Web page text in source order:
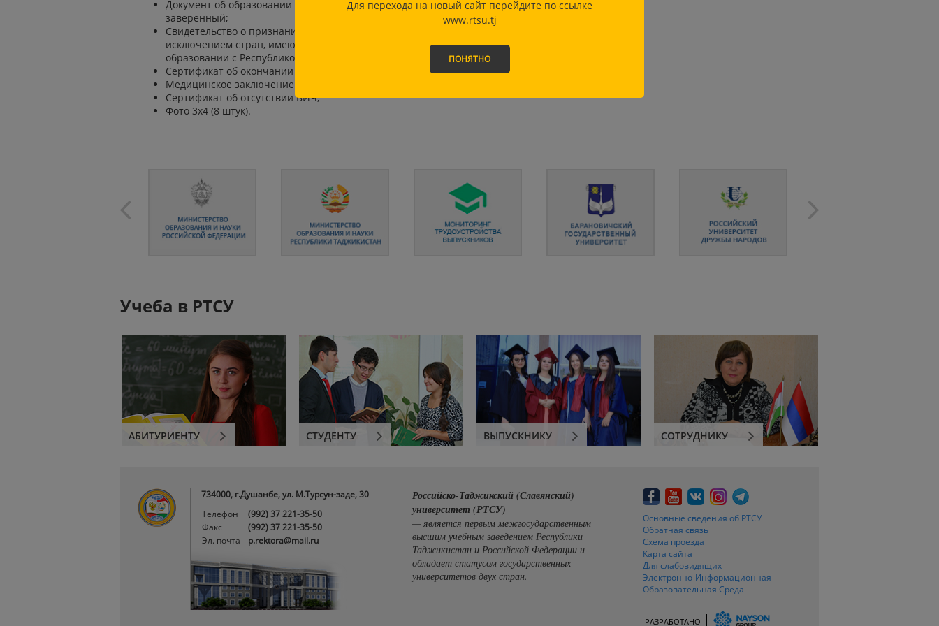
Документ об образовании с оценками, переведённый на русский язык и нотариально
заверенный;
Свидетельство о признании иностранного образования и (или) квалификации (за
исключением стран, имеющих соглашение о взаимном признании документов об
образовании с Республикой Таджикистан);
Сертификат об окончании курсов русского языка как иностранного (при наличии);
Медицинское заключение о состоянии здоровья (справка формы 086/038-у);
Сертификат об отсутствии ВИЧ;
Фото 3x4 (8 штук).
Учеба в РТСУ
АБИТУРИЕНТУ СТУДЕНТУ ВЫПУСКНИКУ СОТРУДНИКУ
734000, г.Душанбе, ул. М.Турсун-заде, 30
Телефон
(992) 37 221-35-50
Факс
(992) 37 221-35-50
Эл. почта
p.rektora@mail.ru
Российско-Таджикский (Славянский)
университет (РТСУ)
— является первым межгосударственным
высшим учебным заведением Республики
Таджикистан и Российской Федерации и
обладает статусом государственных
университетов двух стран.
Основные сведения об РТСУ
Обратная связь
Схема проезда
Карта сайта
Для слабовидящих
Электронно-Информационная
Образовательная Среда
РАЗРАБОТАНО
Для перехода на новый сайт перейдите по ссылке
www.rtsu.tj
ПОНЯТНО